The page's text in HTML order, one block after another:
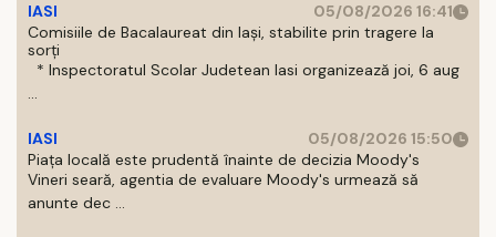
IASI
05/08/2026 16:41
Comisiile de Bacalaureat din Iași, stabilite prin tragere la
sorți
* Inspectoratul Scolar Judetean Iasi organizează joi, 6 aug
...
IASI
05/08/2026 15:50
Piața locală este prudentă înainte de decizia Moody's
Vineri seară, agentia de evaluare Moody's urmează să
anunte dec ...